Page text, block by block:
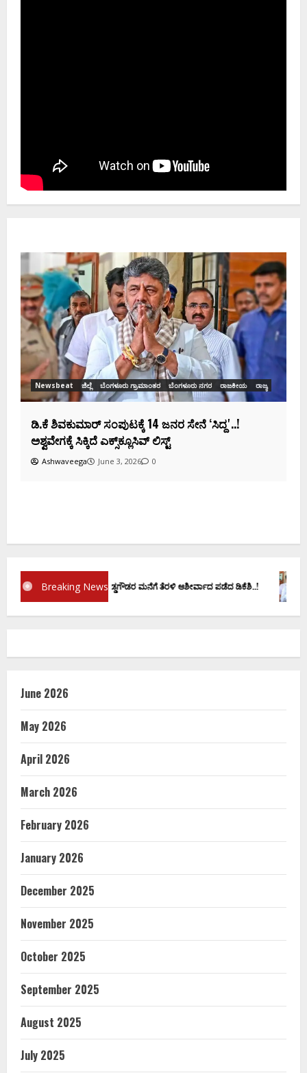
Newsbeat ಜಿಲ್ಲೆ ರಾಜಕೀಯ ರಾಜ್ಯ
ಡಿಕೆಶಿ ಜತೆ 14 ಮಂದಿ ಪ್ರಮಾಣವಚನ ಸಾಧ್ಯತೆ.. ಇಲ್ಲಿದೆ
ಸಂಭಾವ್ಯ ಸಚಿವರ ಫೈನಲ್ ಲಿಸ್ಟ್‌!
Ashwaveega June 3, 2026 0
Breaking News
ವಚನಕ್ಕೂ ಮುನ್ನ ದೊಡ್ಡಗೌಡರ ಮನೆಗೆ ತೆರಳಿ ಆಶೀರ್ವಾದ ಪಡೆದ ಡಿಕೆಶಿ..!
June 2026
May 2026
April 2026
March 2026
February 2026
January 2026
December 2025
November 2025
October 2025
September 2025
August 2025
July 2025